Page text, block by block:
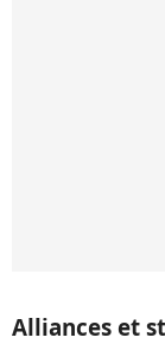
Alliances et